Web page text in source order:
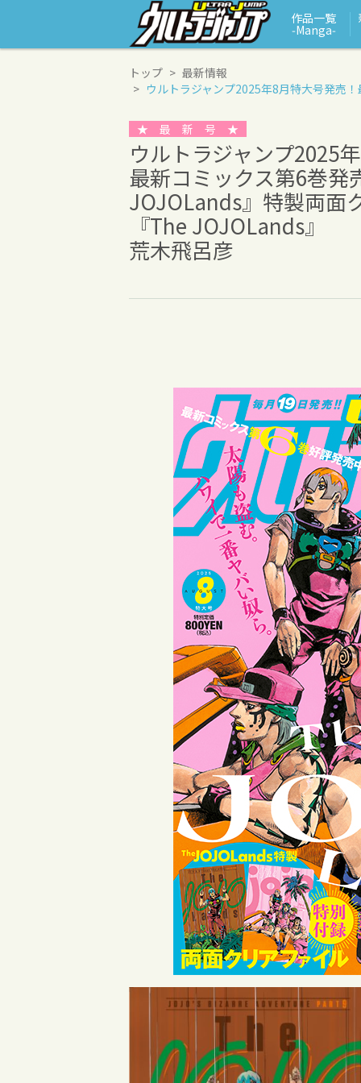
作品一覧
‑Manga‑
トップ
最新情報
ウルトラジャンプ2025年8月特大号発売！
★ 最 新 号 ★
ウルトラジャンプ2025
最新コミックス第6巻発
JOJOLands』特製両面
『The JOJOLands』
荒木飛呂彦